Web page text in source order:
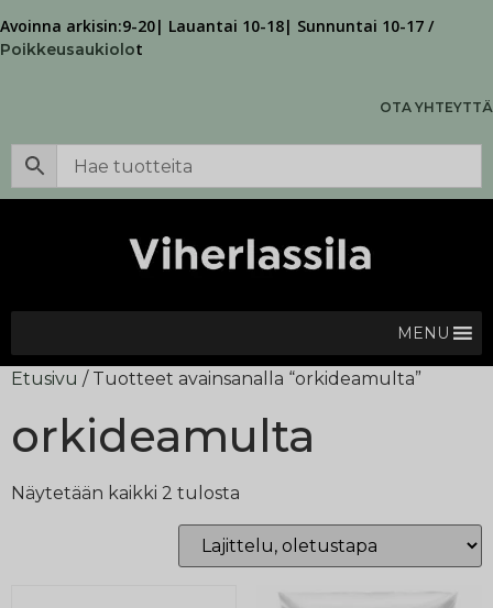
Avoinna arkisin:9-20| Lauantai 10-18| Sunnuntai 10-17 /
Poikkeusaukiolot
OTA YHTEYTTÄ
MENU
Etusivu / Tuotteet avainsanalla “orkideamulta”
orkideamulta
Näytetään kaikki 2 tulosta